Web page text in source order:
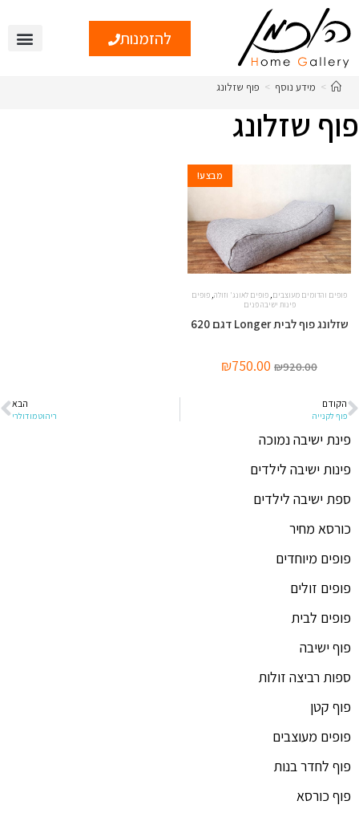
להזמנות
> מידע נוסף > פוף שזלונג
פוף שזלונג
מבצע!
פופים והדומים מעוצבים, פופים לאונג' וזולה, פופים
פינות ישיבה פנים
שזלונג פוף לבית Longer דגם 620
₪920.00
₪750.00
הקודם
פוף לקנייה
הבא
ריהוט מודולרי
פינת ישיבה נמוכה
פינות ישיבה לילדים
ספת ישיבה לילדים
כורסא מחיר
פופים מיוחדים
פופים זולים
פופים לבית
פוף ישיבה
ספות רביצה זולות
פוף קטן
פופים מעוצבים
פוף לחדר בנות
פוף כורסא